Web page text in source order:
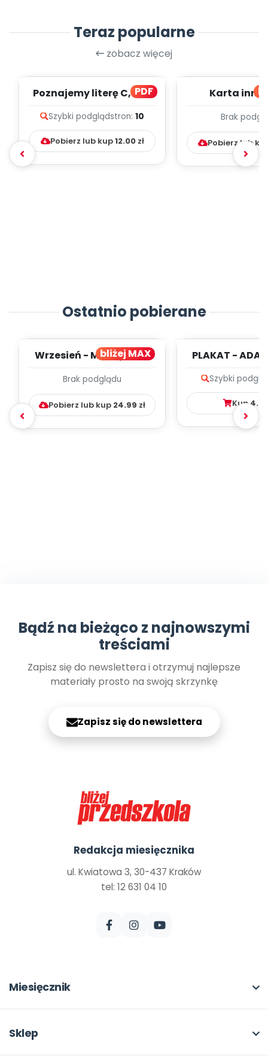
Teraz popularne
zobacz więcej
PDF
Poznajemy literę C, cz. 1
Szybki podglądstron: 10
Pobierz lub kup12.00zł
Karta
Brak
Pobierz lub
Ostatnio pobierane
bliżej MAX
Wrzesień - MIESIĘCZNY
WYCHOWAWCZO –
DYDAKTYC...
Brak podglądu
Pobierz lub kup 24.99 zł
PLAKAT -
Szybki
Kup
Bądź na bieżąco z najnowszymi
treściami
Zapisz się do newslettera i otrzymuj najlepsze
materiały prosto na swoją skrzynkę
Zapisz się do newslettera
Redakcja miesięcznika
ul. Kwiatowa 3, 30-437 Kraków
tel: 12 631 04 10
Miesięcznik
W numerze
Sklep